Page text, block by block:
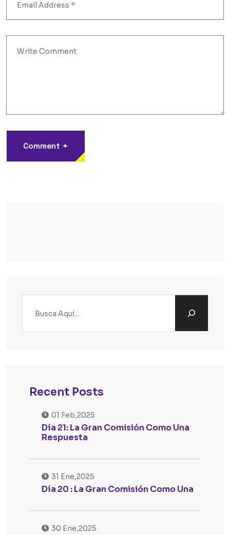
Comment +
Recent Posts
01 Feb,2025
Día 21: La Gran Comisión Como Una
Respuesta
31 Ene,2025
Día 20 : La Gran Comisión Como Una
30 Ene,2025